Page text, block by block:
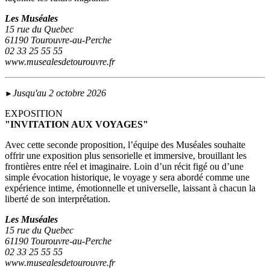
Les Muséales
15 rue du Quebec
61190 Tourouvre-au-Perche
02 33 25 55 55
www.musealesdetourouvre.fr
► Jusqu'au 2 octobre 2026
EXPOSITION
"INVITATION AUX VOYAGES"
Avec cette seconde proposition, l’équipe des Muséales souhaite
offrir une exposition plus sensorielle et immersive, brouillant les
frontières entre réel et imaginaire. Loin d’un récit figé ou d’une
simple évocation historique, le voyage y sera abordé comme une
expérience intime, émotionnelle et universelle, laissant à chacun la
liberté de son interprétation.
Les Muséales
15 rue du Quebec
61190 Tourouvre-au-Perche
02 33 25 55 55
www.musealesdetourouvre.fr